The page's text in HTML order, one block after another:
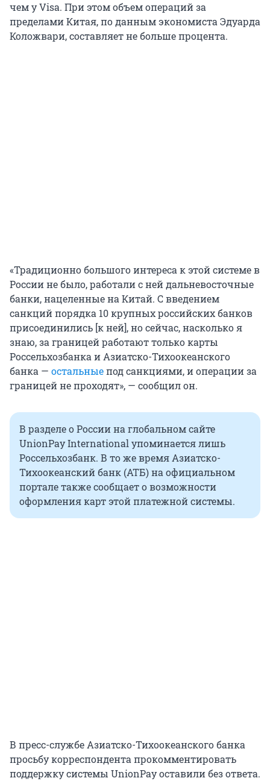
чем у Visa. При этом объем операций за
пределами Китая, по данным экономиста Эдуарда
Коложвари, составляет не больше процента.
«Традиционно большого интереса к этой системе в
России не было, работали с ней дальневосточные
банки, нацеленные на Китай. С введением
санкций порядка 10 крупных российских банков
присоединились [к ней], но сейчас, насколько я
знаю, за границей работают только карты
Россельхозбанка и Азиатско-Тихоокеанского
банка — остальныепод санкциями, и операции за
границей не проходят», — сообщил он.
В разделе о России на глобальном сайте
UnionPay International упоминается лишь
Россельхозбанк. В то же время Азиатско-
Тихоокеанский банк (АТБ) на официальном
портале также сообщает о возможности
оформления карт этой платежной системы.
В пресс-службе Азиатско-Тихоокеанского банка
просьбу корреспондента прокомментировать
поддержку системы UnionPay оставили без ответа.